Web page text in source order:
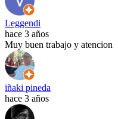
Leggendi
hace 3 años
Muy buen trabajo y atencion
iñaki pineda
hace 3 años